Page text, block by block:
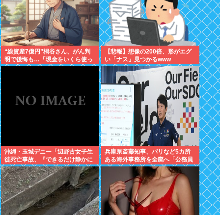
“総資産7億円”桐谷さん、がん判
明で後悔も…「現金をいくら使っ
ておきたかった？」にまさかの回
【悲報】想像の200倍、形がエグ
い「ナス」見つかるwww
沖縄・玉城デニー「辺野古女子生
徒死亡事故、『できるだけ静かに
していただきたい』というのが、
ご遺族の気持ち。noteに書かれて
いる」
兵庫県斎藤知事、パリなど5カ所
ある海外事務所を全廃へ「公務員
が遊ぶために作られただけだと思